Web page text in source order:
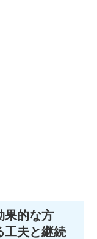
果的な方
工夫と継続